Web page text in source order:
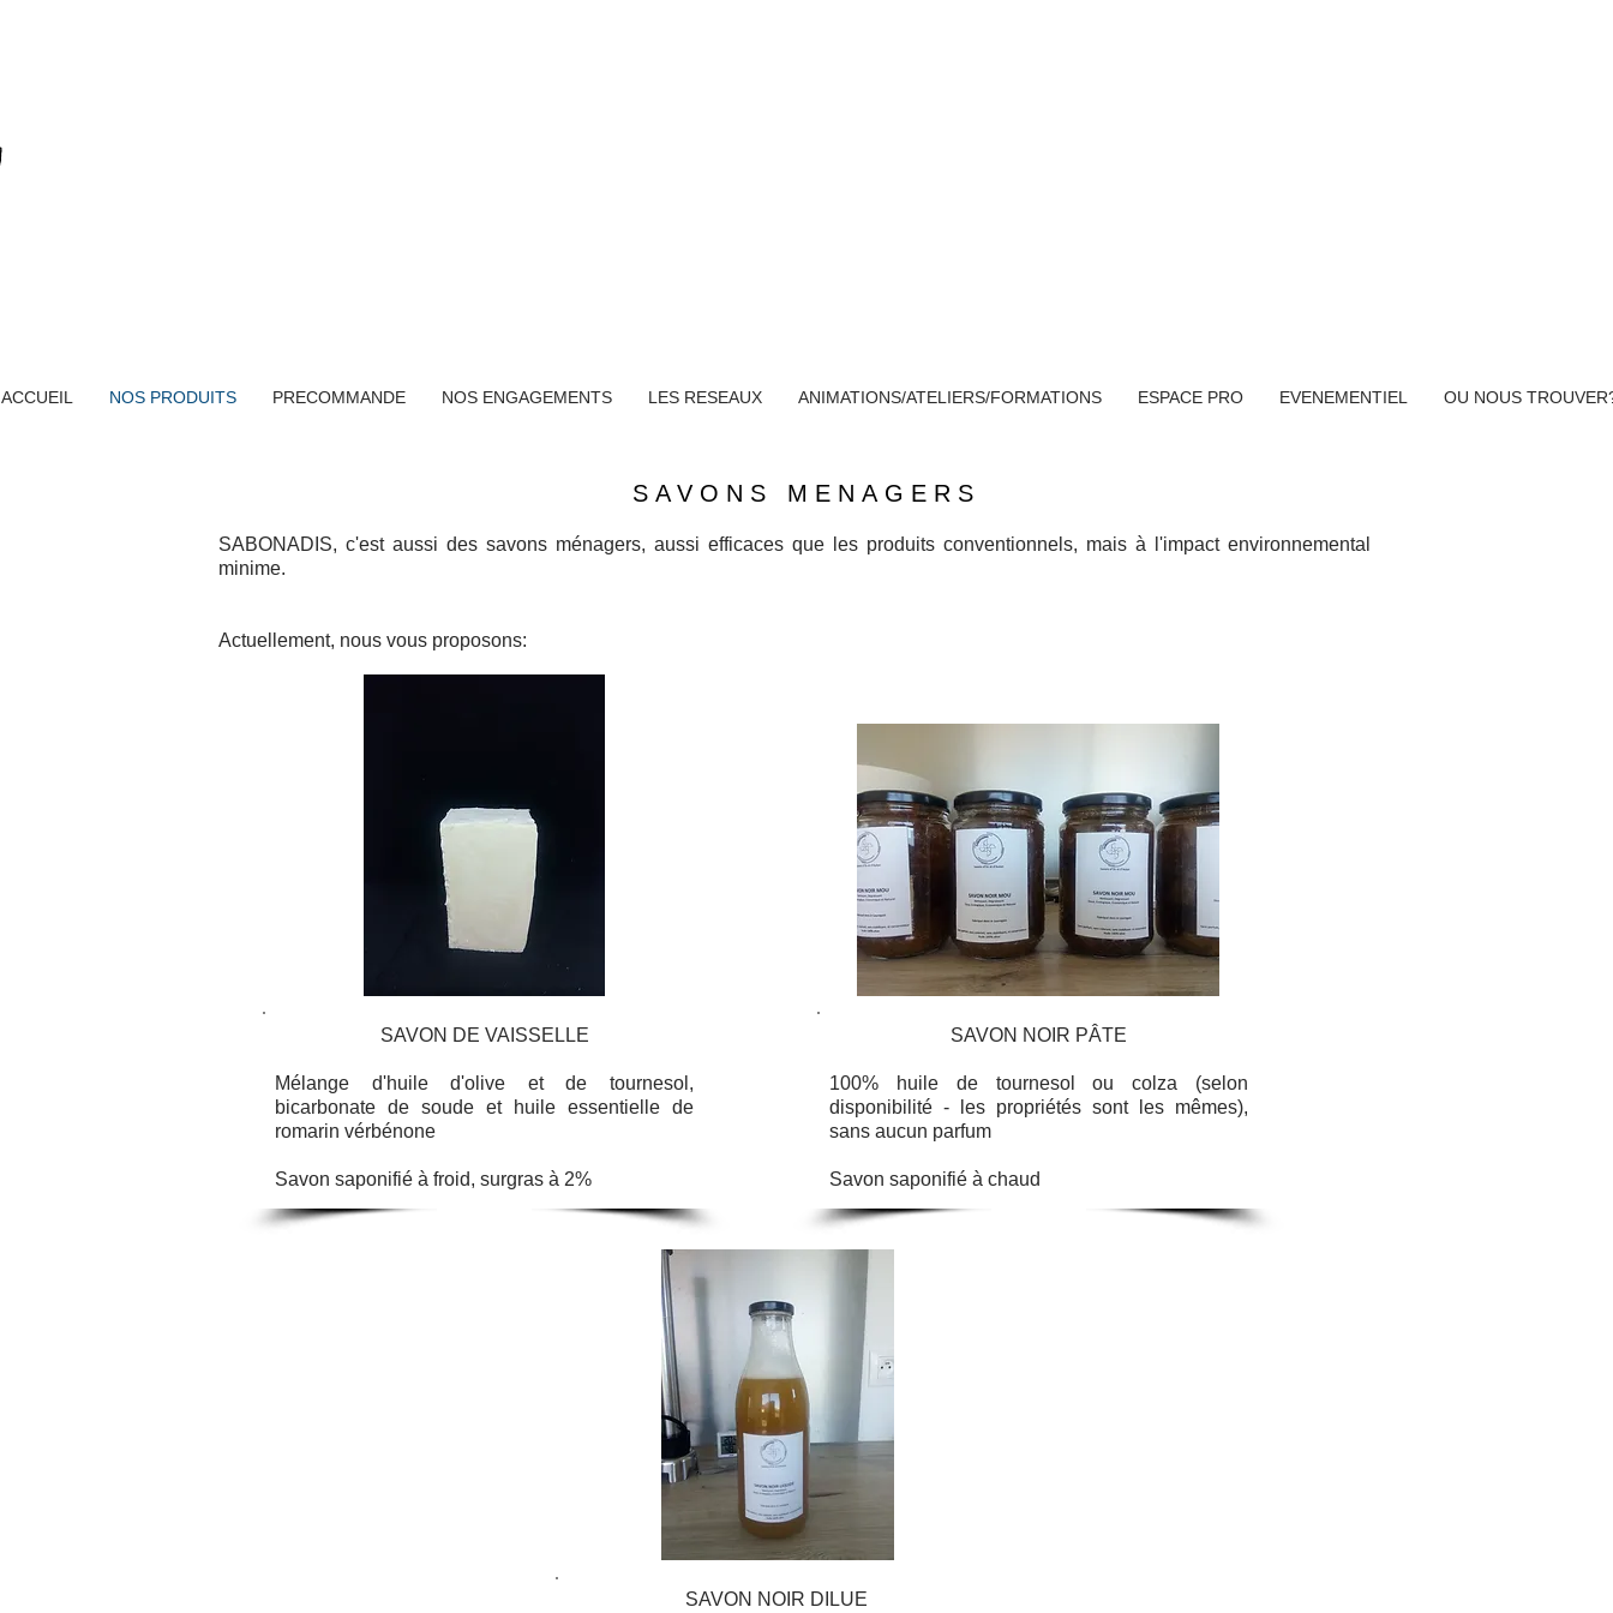
ACCUEIL NOS PRODUITS PRECOMMANDE NOS ENGAGEMENTS LES RESEAUX ANIMATIONS/ATELIERS/FORMATIONS ESPACE PRO EVENEMENTIEL OU NOUS
SAVONS MENAGERS
SABONADIS, c'est aussi des savons ménagers, aussi efficaces que les produits conventionnels, mais à l'impact environnemental
minime.
Actuellement, nous vous proposons:
SAVON DE VAISSELLE
Mélange d'huile d'olive et de tournesol,
bicarbonate de soude et huile essentielle de
romarin vérbénone
Savon saponifié à froid, surgras à 2%
SAVON NOIR PÂTE
100% huile de tournesol ou colza (selon
disponibilité - les propriétés sont les mêmes),
sans aucun parfum
Savon saponifié à chaud
SAVON NOIR DILUE